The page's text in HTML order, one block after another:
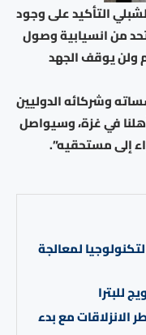
التأكيد على وجود
من انسيابية وصول
ولن يوقف الجهد
وشركائه الدوليين
في غزة، وسيواصل
إلى مستحقيه”.
لمعالجة
للبترا
الانزلاقات مع بدء